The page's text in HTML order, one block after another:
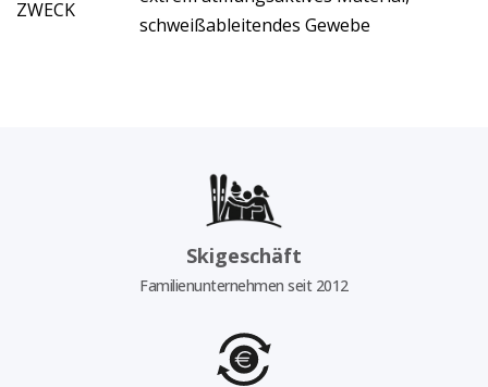
ZWECK
schweißableitendes Gewebe
Skigeschäft
Familienunternehmen seit 2012